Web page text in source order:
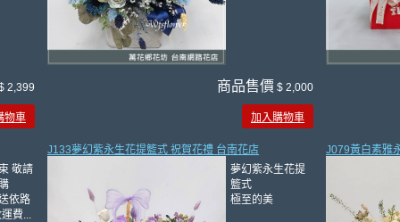
2,399
物車
商品售價 $ 2,000
加入購物車
敬請
依路
費...
J133夢幻紫永生花提籃式 祝賀花禮 台南花店
夢幻紫永生花提
籃式
極至的美
J079黃白素雅